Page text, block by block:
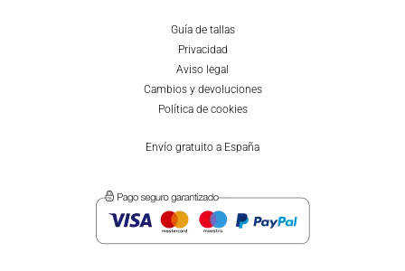
Guía de tallas
Privacidad
Aviso legal
Cambios y devoluciones
Política de cookies
Envío gratuito a España